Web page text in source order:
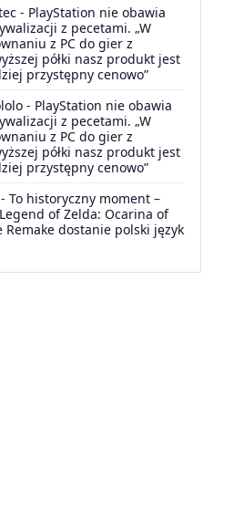
- PlayStation nie obawia
z pecetami. „W
z PC do gier z
półki nasz produkt jest
przystępny cenowo”
- PlayStation nie obawia
z pecetami. „W
z PC do gier z
półki nasz produkt jest
przystępny cenowo”
- To historyczny moment –
of Zelda: Ocarina of
Remake dostanie polski język